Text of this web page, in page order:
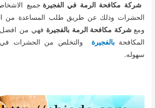
شركة مكافحة الرمة في الفجيرة جميع
الحشرات وذلك عن طريق طلب المساعدة من
ومع شركة مكافحة الرمة بالفجيرة فهي من
المكافحةبالفجيرة والتخلص من الحشرات
سهوله.